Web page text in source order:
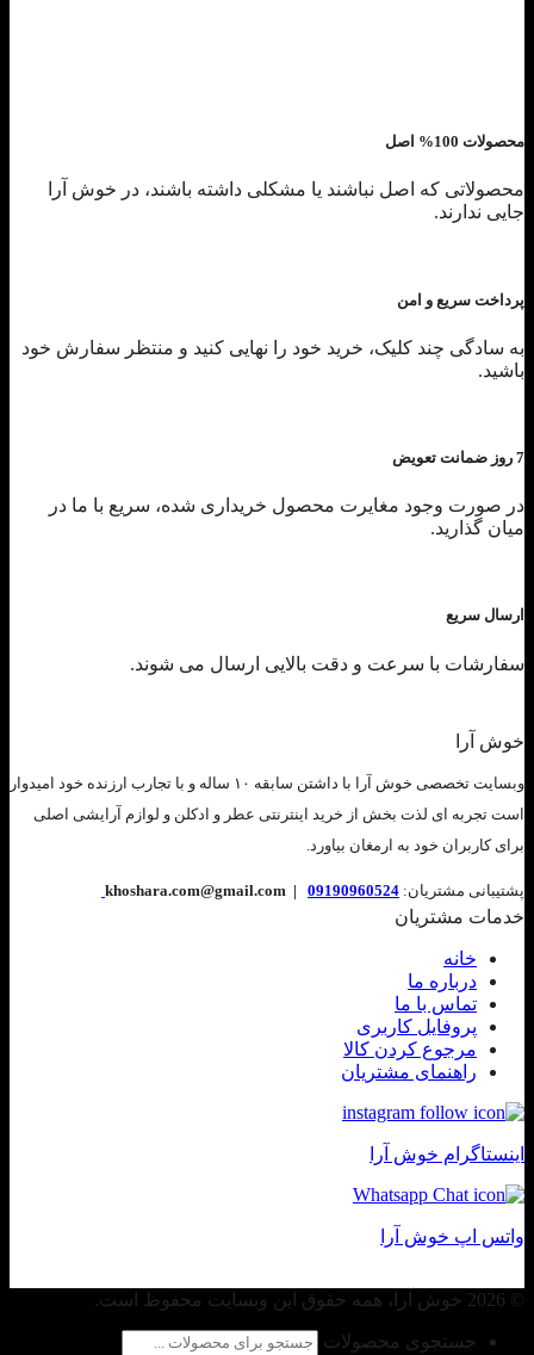
محصولات 100% اصل
محصولاتی که اصل نباشند یا مشکلی داشته باشند، در خوش آرا
جایی ندارند.
پرداخت سریع و امن
به سادگی چند کلیک، خرید خود را نهایی کنید و منتظر سفارش خود
باشید.
7 روز ضمانت تعویض
در صورت وجود مغایرت محصول خریداری شده، سریع با ما در
میان گذارید.
ارسال سریع
سفارشات با سرعت و دقت بالایی ارسال می شوند.
خوش آرا
وبسایت تخصصی خوش آرا با داشتن سابقه ۱۰ ساله و با تجارب ارزنده خود امیدوار
است تجربه ای لذت بخش از خرید اینترنتی عطر و ادکلن و لوازم آرایشی اصلی
برای کاربران خود به ارمغان بیاورد.
پشتیبانی مشتریان: khoshara.com@gmail.com | 09190960524
خدمات مشتریان
خانه
درباره ما
تماس با ما
پروفایل کاربری
مرجوع کردن کالا
راهنمای مشتریان
اینستاگرام خوش آرا
واتس اپ خوش آرا
© 2026 خوش آرا، همه حقوق این وبسایت محفوظ است.
جستجوی محصولات